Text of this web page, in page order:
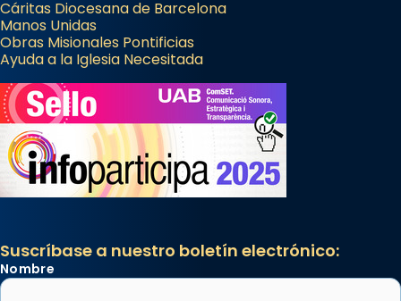
Cáritas Diocesana de Barcelona
Manos Unidas
Obras Misionales Pontificias
Ayuda a la Iglesia Necesitada
Suscríbase a nuestro boletín electrónico:
Nombre